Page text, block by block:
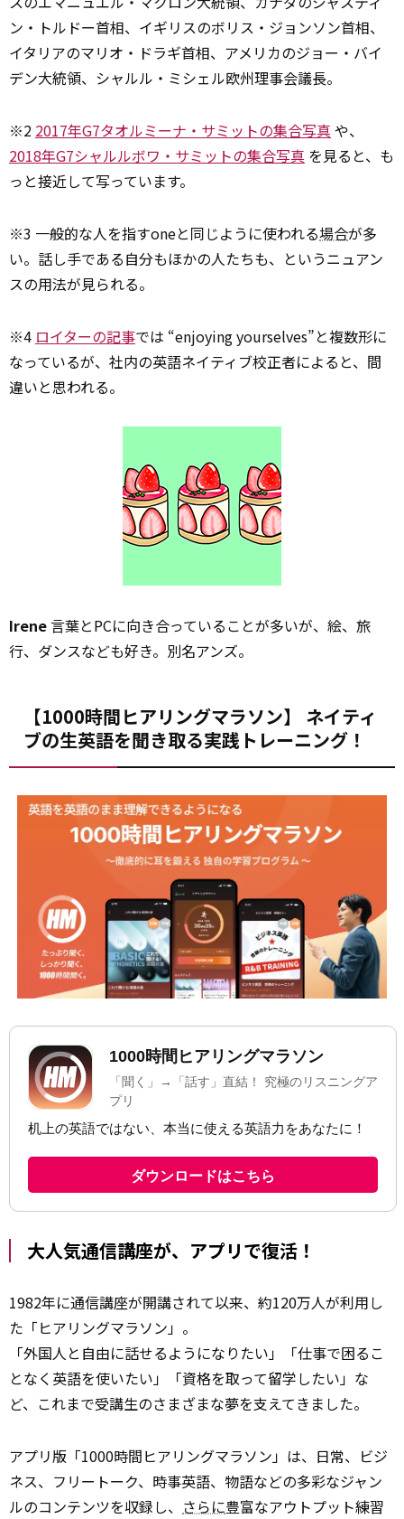
ン・トルドー首相、イギリスのボリス・ジョンソン首相、
イタリアのマリオ・ドラギ首相、アメリカのジョー・バイ
デン大統領、シャルル・ミシェル欧州理事会議長。
※2 2017年G7タオルミーナ・サミットの集合写真や、
2018年G7シャルルボワ・サミットの集合写真 を見ると、も
っと接近して写っています。
※3 一般的な人を指すoneと同じように使われる場合が多
い。話し手である自分もほかの人たちも、というニュアン
スの用法が見られる。
※4 ロイターの記事では “enjoying yourselves”と複数形に
なっているが、社内の英語ネイティブ校正者によると、間
違いと思われる。
Irene言葉とPCに向き合っていることが多いが、絵、旅
行、ダンスなども好き。別名アンズ。
【1000時間ヒアリングマラソン】 ネイティ
ブの生英語を聞き取る実践トレーニング！
大人気通信講座が、アプリで復活！
1982年に通信講座が開講されて以来、約120万人が利用し
た「ヒアリングマラソン」。
「外国人と自由に話せるようになりたい」「仕事で困るこ
となく英語を使いたい」「資格を取って留学したい」な
ど、これまで受講生のさまざまな夢を支えてきました。
アプリ版「1000時間ヒアリングマラソン」は、日常、ビジ
ネス、フリートーク、時事英語、物語などの多彩なジャン
ルのコンテンツを収録し、 さらに豊富なアウトプット練習